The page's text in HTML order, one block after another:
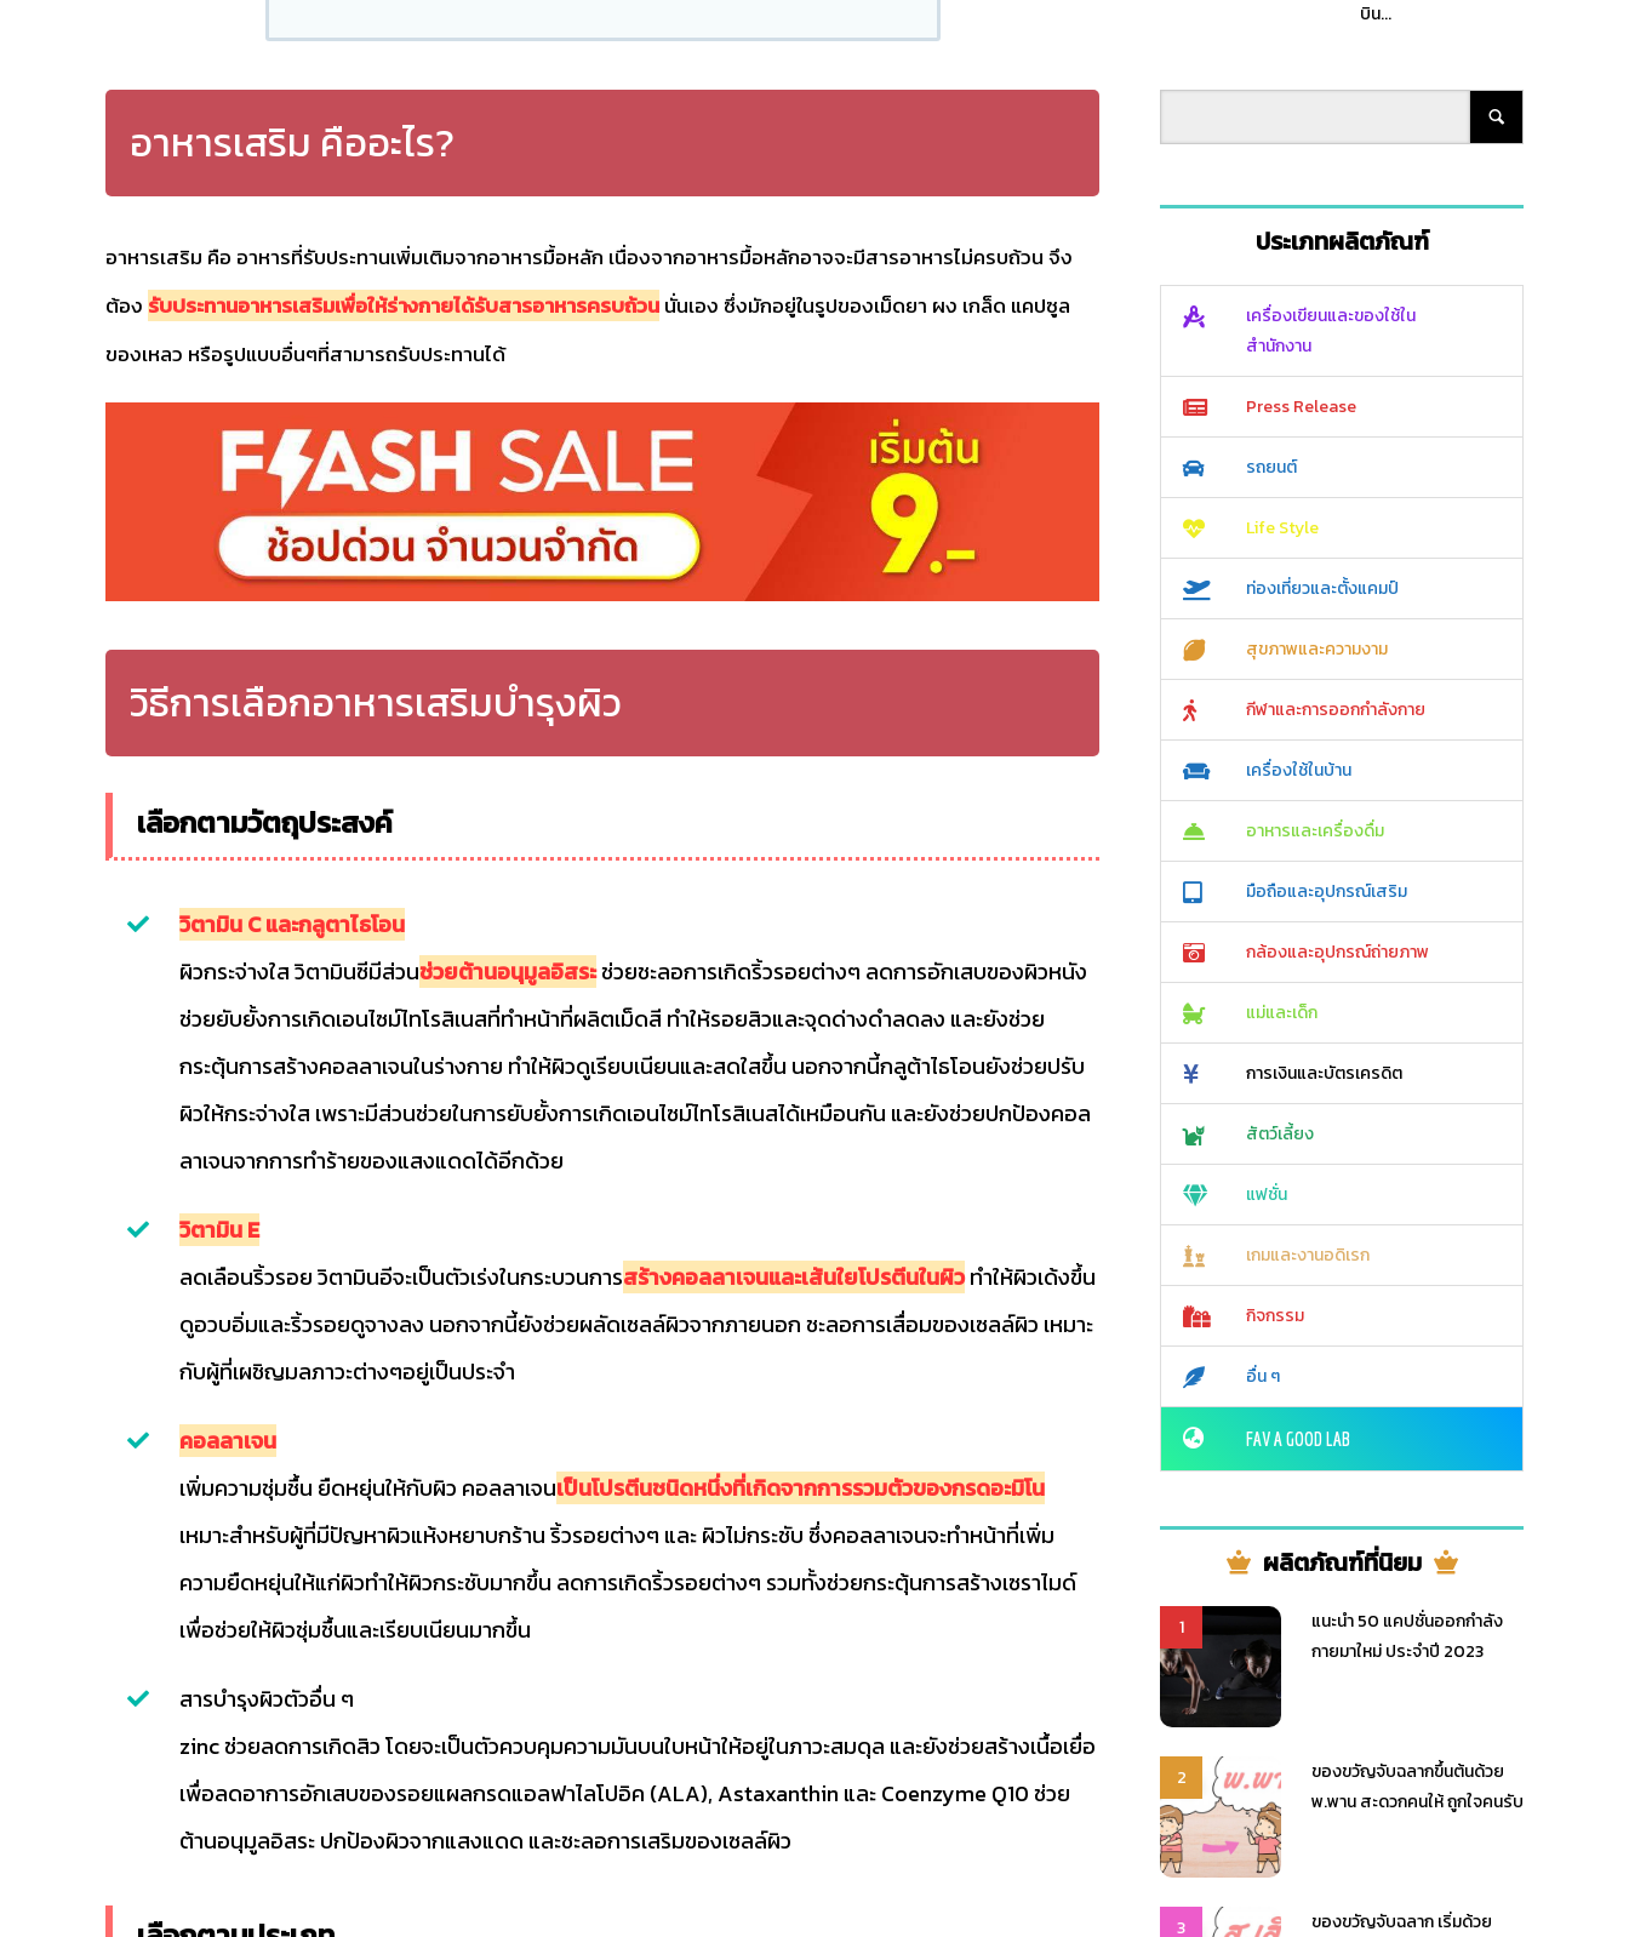
อาหารเสริม คืออะไร?
อาหารเสริม คือ อาหารที่รับประทานเพิ่มเติมจากอาหารมื้อหลัก เนื่องจากอาหารมื้อหลักอาจจะมีสารอาหารไม่ครบถ้วน จึง
ต้อง รับประทานอาหารเสริมเพื่อให้ร่างกายได้รับสารอาหารครบถ้วนนั่นเอง ซึ่งมักอยู่ในรูปของเม็ดยา ผง เกล็ด แคปซูล
ของเหลว หรือรูปแบบอื่นๆที่สามารถรับประทานได้
วิธีการเลือกอาหารเสริมบำรุงผิว
เลือกตามวัตถุประสงค์
วิตามิน C และกลูตาไธโอน
ผิวกระจ่างใส วิตามินซีมีส่วนช่วยต้านอนุมูลอิสระช่วยชะลอการเกิดริ้วรอยต่างๆ ลดการอักเสบของผิวหนัง
ช่วยยับยั้งการเกิดเอนไซม์ไทโรสิเนสที่ทำหน้าที่ผลิตเม็ดสี ทำให้รอยสิวและจุดด่างดำลดลง และยังช่วย
กระตุ้นการสร้างคอลลาเจนในร่างกาย ทำให้ผิวดูเรียบเนียนและสดใสขึ้น นอกจากนี้กลูต้าไธโอนยังช่วยปรับ
ผิวให้กระจ่างใส เพราะมีส่วนช่วยในการยับยั้งการเกิดเอนไซม์ไทโรสิเนสได้เหมือนกัน และยังช่วยปกป้องคอล
ลาเจนจากการทำร้ายของแสงแดดได้อีกด้วย
วิตามิน E
ลดเลือนริ้วรอย วิตามินอีจะเป็นตัวเร่งในกระบวนการสร้างคอลลาเจนและเส้นใยโปรตีนในผิวทำให้ผิวเด้งขึ้น
ดูอวบอิ่มและริ้วรอยดูจางลง นอกจากนี้ยังช่วยผลัดเซลล์ผิวจากภายนอก ชะลอการเสื่อมของเซลล์ผิว เหมาะ
กับผู้ที่เผชิญมลภาวะต่างๆอยู่เป็นประจำ
คอลลาเจน
เพิ่มความชุ่มชื้น ยืดหยุ่นให้กับผิว คอลลาเจนเป็นโปรตีนชนิดหนึ่งที่เกิดจากการรวมตัวของกรดอะมิโน
เหมาะสำหรับผู้ที่มีปัญหาผิวแห้งหยาบกร้าน ริ้วรอยต่างๆ และ ผิวไม่กระชับ ซึ่งคอลลาเจนจะทำหน้าที่เพิ่ม
ความยืดหยุ่นให้แก่ผิวทำให้ผิวกระชับมากขึ้น ลดการเกิดริ้วรอยต่างๆ รวมทั้งช่วยกระตุ้นการสร้างเซราไมด์
เพื่อช่วยให้ผิวชุ่มชื้นและเรียบเนียนมากขึ้น
สารบำรุงผิวตัวอื่น ๆ
zinc ช่วยลดการเกิดสิว โดยจะเป็นตัวควบคุมความมันบนใบหน้าให้อยู่ในภาวะสมดุล และยังช่วยสร้างเนื้อเยื่อ
เพื่อลดอาการอักเสบของรอยแผลกรดแอลฟาไลโปอิค (ALA), Astaxanthin และ Coenzyme Q10 ช่วย
ต้านอนุมูลอิสระ ปกป้องผิวจากแสงแดด และชะลอการเสริมของเซลล์ผิว
บิน...
ประเภทผลิตภัณฑ์
เครื่องเขียนและของใช้ใน
สำนักงาน
Press Release
รถยนต์
Life Style
ท่องเที่ยวและตั้งแคมป์
สุขภาพและความงาม
กีฬาและการออกกำลังกาย
เครื่องใช้ในบ้าน
อาหารและเครื่องดื่ม
มือถือและอุปกรณ์เสริม
กล้องและอุปกรณ์ถ่ายภาพ
แม่และเด็ก
การเงินและบัตรเครดิต
สัตว์เลี้ยง
แฟชั่น
เกมและงานอดิเรก
กิจกรรม
อื่น ๆ
FAV A GOOD LAB
ผลิตภัณฑ์ที่นิยม
1
แนะนำ 50 แคปชั่นออกกำลัง
กายมาใหม่ ประจำปี 2023
2
ของขวัญจับฉลากขึ้นต้นด้วย
พ.พาน สะดวกคนให้ ถูกใจคนรับ
3 ของขวัญจับฉลาก เริ่มด้วย